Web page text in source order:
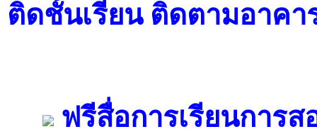
ติดชั้นเรียน ติดตามอาคา
ฟรีสื่อการเรียนการ